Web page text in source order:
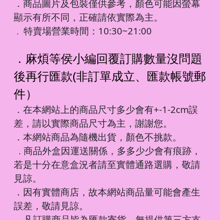
．商品圖片及包裝僅供參考，顏色可能因螢幕
顯示有所不同，正確請依實際為主。
． 特賣場營業時間：10:30~21:00
．麻煩等侯小編回覆訂購數量沒問題
後再行匯款(非訂單成立、匯款帳號郵
件）
．在本網站上的商品尺寸多少會有+-1-2cm誤
差，請以實際商品尺寸為主，謝謝您。
．本網站商品為隨機出貨，顏色不挑款。
． 商品外盒因運送關係，多多少少會有痕跡，
若是十分在意盒況者請至實體通路選購，敬請
見諒。
．因有實體商店，故本網站商品量可能會產生
誤差，敬請見諒。